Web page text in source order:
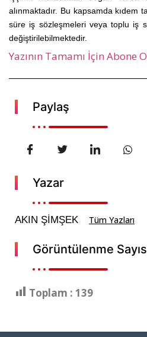
alınmaktadır. Bu kapsamda kıdem
süre iş sözleşmeleri veya toplu iş
değiştirilebilmektedir.
Yazının Tamamı İçin Abone
Paylaş
Yazar
AKIN ŞİMŞEK Tüm Yazları
Görüntülenme
Toplam : 139